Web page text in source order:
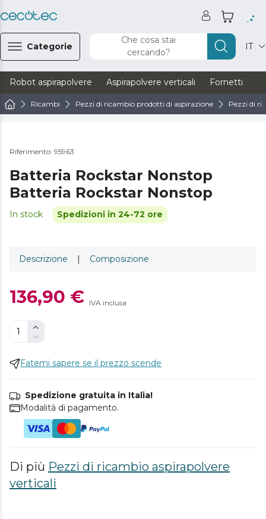
Categorie
Che cosa stai
cercando?
IT
Robot aspirapolvere Aspirapolvere verticali Fornetti
Ricambi Pezzi di ricambio prodotti di aspirazione Pezzi di
Riferimento: 95963
Batteria Rockstar Nonstop
Batteria Rockstar Nonstop
In stock Spedizioni in 24-72 ore
Descrizione | Composizione
136,90 € IVA inclusa
Fatemi sapere se il prezzo scende
Spedizione gratuita in Italia!
Modalità di pagamento.
Di più Pezzi di ricambio aspirapolvere
verticali